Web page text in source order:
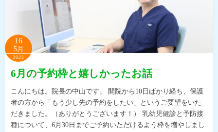
16
5月
2022
6月の予約枠と嬉しかったお話
こんにちは。院長の中山です。 開院から10日ばかり経ち、保護
者の方から「もう少し先の予約をしたい」というご要望をいた
だきました。（ありがとうございます！） 乳幼児健診と予防接
種について、6月30日までご予約いただけるよう枠を増やしまし